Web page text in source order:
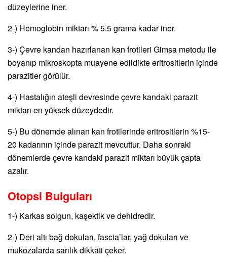
düzeylerine iner.
2-) Hemoglobin miktarı % 5.5 grama kadar iner.
3-) Çevre kandan hazırlanan kan frotileri Gimsa metodu ile
boyanıp mikroskopta muayene edildikte eritrositlerin içinde
parazitler görülür.
4-) Hastalığın ateşli devresinde çevre kandaki parazit
miktarı en yüksek düzeydedir.
5-) Bu dönemde alınan kan frotilerinde eritrositlerin %15-
20 kadarının içinde parazit mevcuttur. Daha sonraki
dönemlerde çevre kandaki parazit miktarı büyük çapta
azalır.
Otopsi Bulguları
1-) Karkas solgun, kaşektik ve dehidredir.
2-) Deri altı bağ dokuları, fascia’lar, yağ dokuları ve
mukozalarda sarılık dikkati çeker.